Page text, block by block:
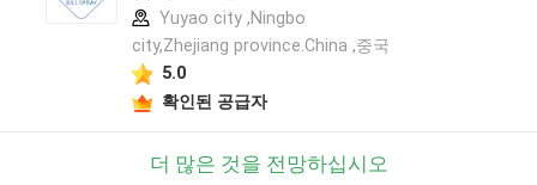
Yuyao city ,Ningbo
city,Zhejiang province.China ,중국
5.0
확인된 공급자
더 많은 것을 전망하십시오